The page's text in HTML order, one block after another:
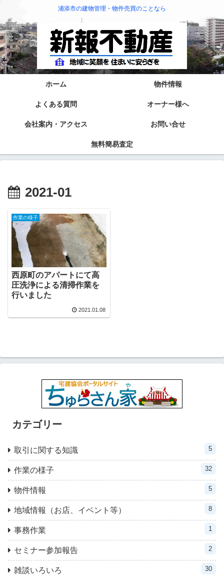
浦添市の建物管理・物件売買のことなら
ホーム 物件情報
よくある質問 オーナー様へ
会社案内・アクセス お問い合せ
無料簡易査定
2021-01
作業の様子
西原町のアパートにて高
圧洗浄による清掃作業を
行いました
2021.01.08
カテゴリー
取引に関する知識 5
作業の様子 32
物件情報 5
地域情報（お店、イベント等） 8
事務作業 1
セミナー参加報告 2
雑談いろいろ 30